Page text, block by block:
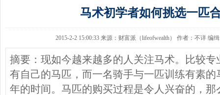
马术初学者如何挑选一匹
2015-2-2 15:00:33 来源：财富派（lifeofwealth） 作者：不详 编缉
摘要：现如今越来越多的人关注马术。比较
有自己的马匹，而一名骑手与一匹训练有素
年的时间。马匹的购买过程是令人兴奋的，